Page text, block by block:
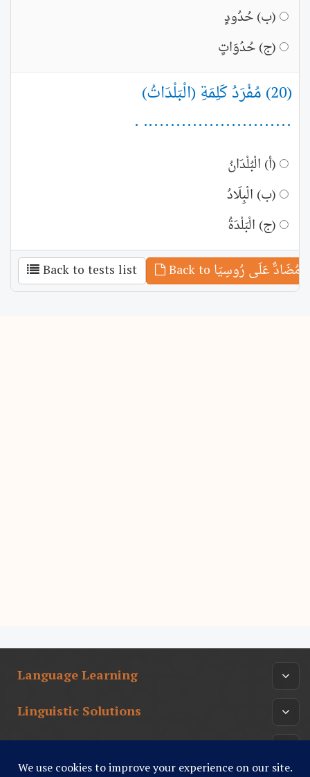
(ب) حُدُودٍ
(ج) حُدُوَاتٍ
(20) مُفْرَدُ كَلِمَةِ (الْبَلْدَاتُ)
........................... .
(أ) الْبُلْدَانُ
(ب) الْبِلَادُ
(ج) الْبَلْدَةُ
Back to tests list
Language Learning
Linguistic Solutions
Arabic Culture